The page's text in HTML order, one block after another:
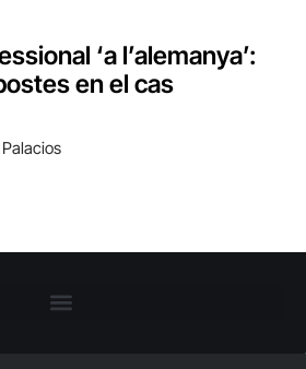
‘a l’alemanya’:
en el cas